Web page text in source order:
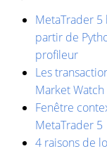
MetaTrader
partir de
profileur
Les
Market
Fenêtre
MetaTrader 5
4 raisons de